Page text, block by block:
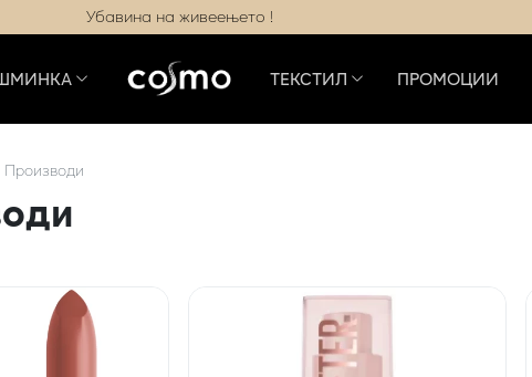
Убавина на живеењето !
ТЕКСТИЛ ПРОМОЦИИ
Производи